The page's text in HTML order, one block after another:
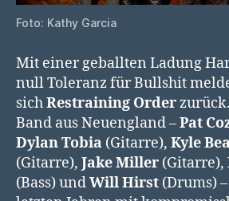
Foto: Kathy Garcia
Mit einer geballten Ladung
null Toleranz für Bullshit
sichRestraining Order
Band aus Neuengland –Pat
DylanTobia (Gitarre), Kyle
(Gitarre), JakeMiller (Gitarre),
(Bass) undWillHirst (Drums)